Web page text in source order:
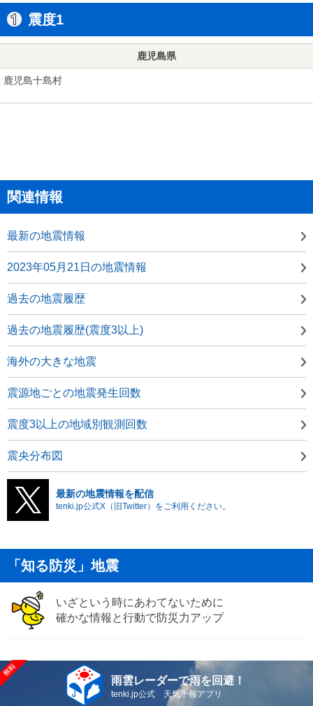
震度1
鹿児島県
鹿児島十島村
関連情報
最新の地震情報
2023年05月21日の地震情報
過去の地震履歴
過去の地震履歴(震度3以上)
海外の大きな地震
震源地ごとの地震発生回数
震度3以上の地域別観測回数
震央分布図
最新の地震情報を配信
tenki.jp公式X（旧Twitter）をご利用ください。
「知る防災」地震
いざという時にあわてないために
確かな情報と行動で防災力アップ
雨雲レーダーで雨を回避！
tenki.jp公式 天気予報アプリ